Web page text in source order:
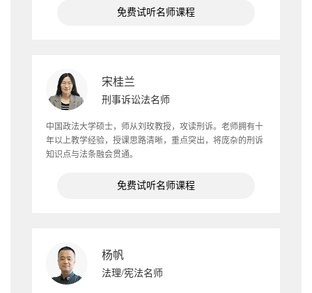
免费试听名师课程
宋桂兰
刑事诉讼法名师
中国政法大学硕士，师从刘玫教授，攻读刑诉。老师拥有十
年以上教学经验，授课思路清晰，重点突出，将庞杂的刑诉
知识点与法条融会贯通。
免费试听名师课程
杨帆
法理/宪法名师